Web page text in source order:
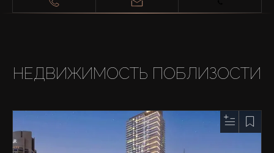
НЕДВИЖИМОСТЬ ПОБЛИЗОСТИ